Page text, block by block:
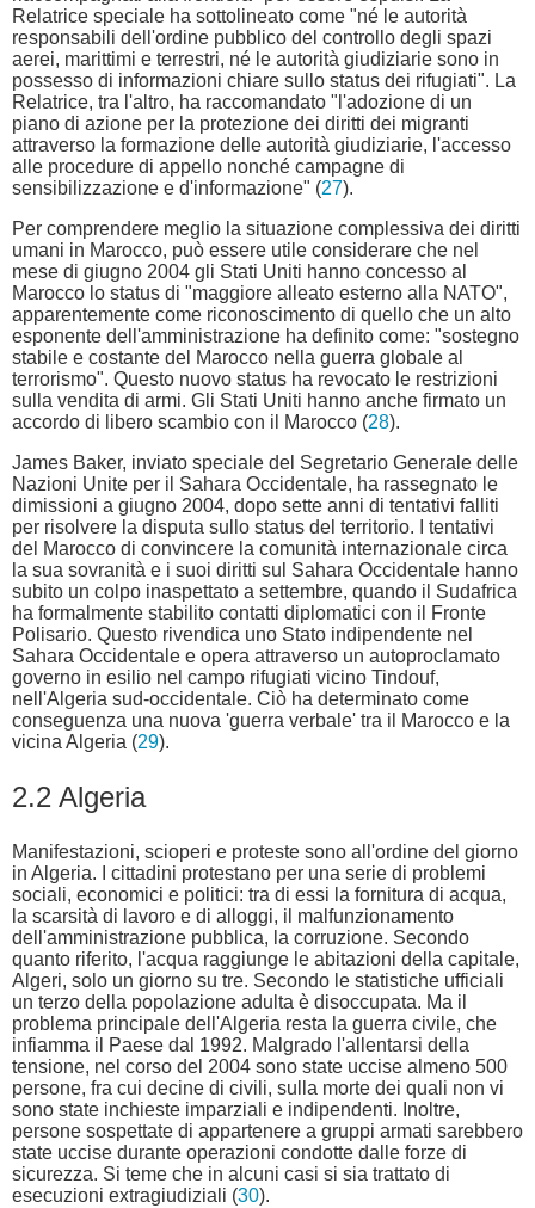
Relatrice speciale ha sottolineato come "né le autorità
responsabili dell'ordine pubblico del controllo degli spazi
aerei, marittimi e terrestri, né le autorità giudiziarie sono in
possesso di informazioni chiare sullo status dei rifugiati". La
Relatrice, tra l'altro, ha raccomandato "l'adozione di un
piano di azione per la protezione dei diritti dei migranti
attraverso la formazione delle autorità giudiziarie, l'accesso
alle procedure di appello nonché campagne di
sensibilizzazione e d'informazione" (27).
Per comprendere meglio la situazione complessiva dei diritti
umani in Marocco, può essere utile considerare che nel
mese di giugno 2004 gli Stati Uniti hanno concesso al
Marocco lo status di "maggiore alleato esterno alla NATO",
apparentemente come riconoscimento di quello che un alto
esponente dell'amministrazione ha definito come: "sostegno
stabile e costante del Marocco nella guerra globale al
terrorismo". Questo nuovo status ha revocato le restrizioni
sulla vendita di armi. Gli Stati Uniti hanno anche firmato un
accordo di libero scambio con il Marocco (28).
James Baker, inviato speciale del Segretario Generale delle
Nazioni Unite per il Sahara Occidentale, ha rassegnato le
dimissioni a giugno 2004, dopo sette anni di tentativi falliti
per risolvere la disputa sullo status del territorio. I tentativi
del Marocco di convincere la comunità internazionale circa
la sua sovranità e i suoi diritti sul Sahara Occidentale hanno
subito un colpo inaspettato a settembre, quando il Sudafrica
ha formalmente stabilito contatti diplomatici con il Fronte
Polisario. Questo rivendica uno Stato indipendente nel
Sahara Occidentale e opera attraverso un autoproclamato
governo in esilio nel campo rifugiati vicino Tindouf,
nell'Algeria sud-occidentale. Ciò ha determinato come
conseguenza una nuova 'guerra verbale' tra il Marocco e la
vicina Algeria (29).
2.2 Algeria
Manifestazioni, scioperi e proteste sono all'ordine del giorno
in Algeria. I cittadini protestano per una serie di problemi
sociali, economici e politici: tra di essi la fornitura di acqua,
la scarsità di lavoro e di alloggi, il malfunzionamento
dell'amministrazione pubblica, la corruzione. Secondo
quanto riferito, l'acqua raggiunge le abitazioni della capitale,
Algeri, solo un giorno su tre. Secondo le statistiche ufficiali
un terzo della popolazione adulta è disoccupata. Ma il
problema principale dell'Algeria resta la guerra civile, che
infiamma il Paese dal 1992. Malgrado l'allentarsi della
tensione, nel corso del 2004 sono state uccise almeno 500
persone, fra cui decine di civili, sulla morte dei quali non vi
sono state inchieste imparziali e indipendenti. Inoltre,
persone sospettate di appartenere a gruppi armati sarebbero
state uccise durante operazioni condotte dalle forze di
sicurezza. Si teme che in alcuni casi si sia trattato di
esecuzioni extragiudiziali (30).